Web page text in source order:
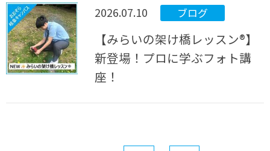
2026.07.10 ブログ
【みらいの架け橋レッスン®】
新登場！プロに学ぶフォト講
座！